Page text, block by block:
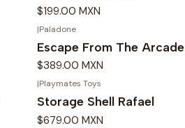
$199.00 MXN
|Paladone
Escape From The Arcade
$389.00 MXN
|Playmates Toys
Storage Shell Rafael
$679.00 MXN